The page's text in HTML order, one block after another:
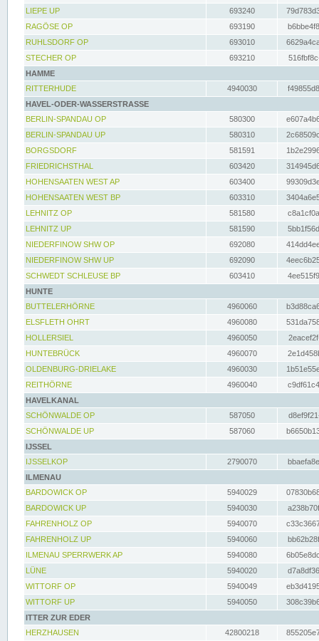
LIEPE UP
693240
RAGÖSE OP
693190
RUHLSDORF OP
693010
STECHER OP
693210
HAMME
RITTERHUDE
4940030
HAVEL-ODER-WASSERSTRASSE
BERLIN-SPANDAU OP
580300
BERLIN-SPANDAU UP
580310
BORGSDORF
581591
FRIEDRICHSTHAL
603420
HOHENSAATEN WEST AP
603400
HOHENSAATEN WEST BP
603310
LEHNITZ OP
581580
LEHNITZ UP
581590
NIEDERFINOW SHW OP
692080
NIEDERFINOW SHW UP
692090
SCHWEDT SCHLEUSE BP
603410
HUNTE
BUTTELERHÖRNE
4960060
ELSFLETH OHRT
4960080
HOLLERSIEL
4960050
HUNTEBRÜCK
4960070
OLDENBURG-DRIELAKE
4960030
REITHÖRNE
4960040
HAVELKANAL
SCHÖNWALDE OP
587050
SCHÖNWALDE UP
587060
IJSSEL
IJSSELKOP
2790070
ILMENAU
BARDOWICK OP
5940029
BARDOWICK UP
5940030
FAHRENHOLZ OP
5940070
FAHRENHOLZ UP
5940060
ILMENAU SPERRWERK AP
5940080
LÜNE
5940020
WITTORF OP
5940049
WITTORF UP
5940050
ITTER ZUR EDER
HERZHAUSEN
42800218